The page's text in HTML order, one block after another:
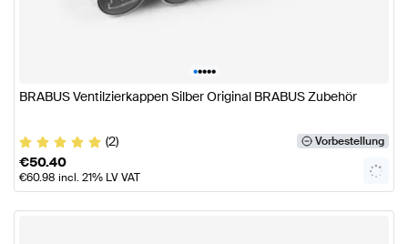
•••••
BRABUS Ventilzierkappen Silber Original BRABUS Zubehör
(2) Vorbestellung
€50.40
€60.98 incl. 21% LV VAT